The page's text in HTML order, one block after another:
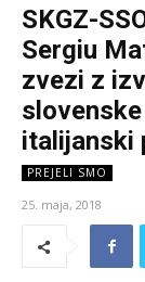
SKGZ-
Sergiu
zvezi z
italijanski
PREJELI SMO
25. maja, 2018